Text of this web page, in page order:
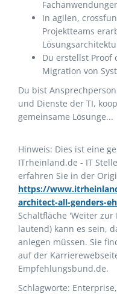
In agilen,
Projektteams
Du erstellst Proof
Migration von
Du bist
und Dienste der TI,
gemeinsame Lösunge...
Hinweis: Dies ist eine
ITrheinland.de - IT
erfahren Sie in der
https://
architect-all-genders-
Schaltfläche 'Weiter
lautend) kann es sein,
anlegen müssen. Sie
auf der
Empfehlungsbund.de.
Schlagworte: